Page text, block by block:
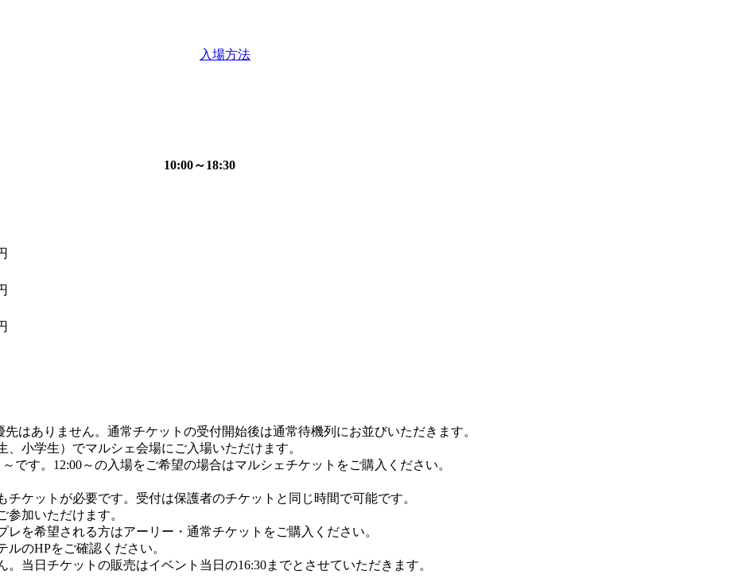
入場方法
10:00～18:30
はありません。通常チケットの受付開始後は通常待機列にお並びいただきます。
小学生）でマルシェ会場にご入場いただけます。
です。12:00～の入場をご希望の場合はマルシェチケットをご購入ください。
ケットが必要です。受付は保護者のチケットと同じ時間で可能です。
加いただけます。
を希望される方はアーリー・通常チケットをご購入ください。
のHPをご確認ください。
当日チケットの販売はイベント当日の16:30までとさせていただきます。